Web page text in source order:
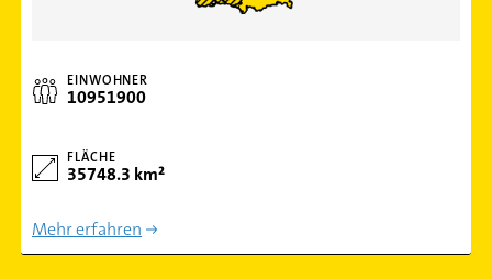
EINWOHNER
10951900
FLÄCHE
35748.3 km²
Mehr erfahren